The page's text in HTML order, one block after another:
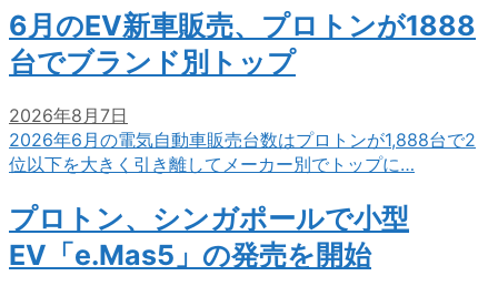
6月のEV新車販売、プロトンが1888
台でブランド別トップ
2026年8月7日
2026年6月の電気自動車販売台数はプロトンが1,888台で2
位以下を大きく引き離してメーカー別でトップに…
プロトン、シンガポールで小型
EV「e.Mas5」の発売を開始